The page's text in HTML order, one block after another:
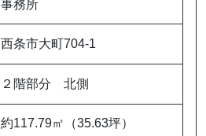
事務所
西条市大町704-1
２階部分 北側
約117.79㎡（35.63坪）